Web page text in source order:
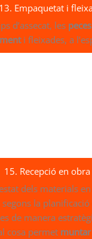
13. Empaquetat i
d’assecat, les
i fleixades, a
15. Recepció en obra
dels materials
la
de manera
cosa permet